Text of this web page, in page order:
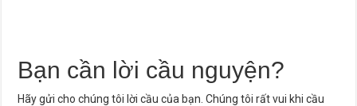
Bạn cần lời cầu nguyện?
Hãy gửi cho chúng tôi lời cầu của bạn. Chúng tôi rất vui khi cầu